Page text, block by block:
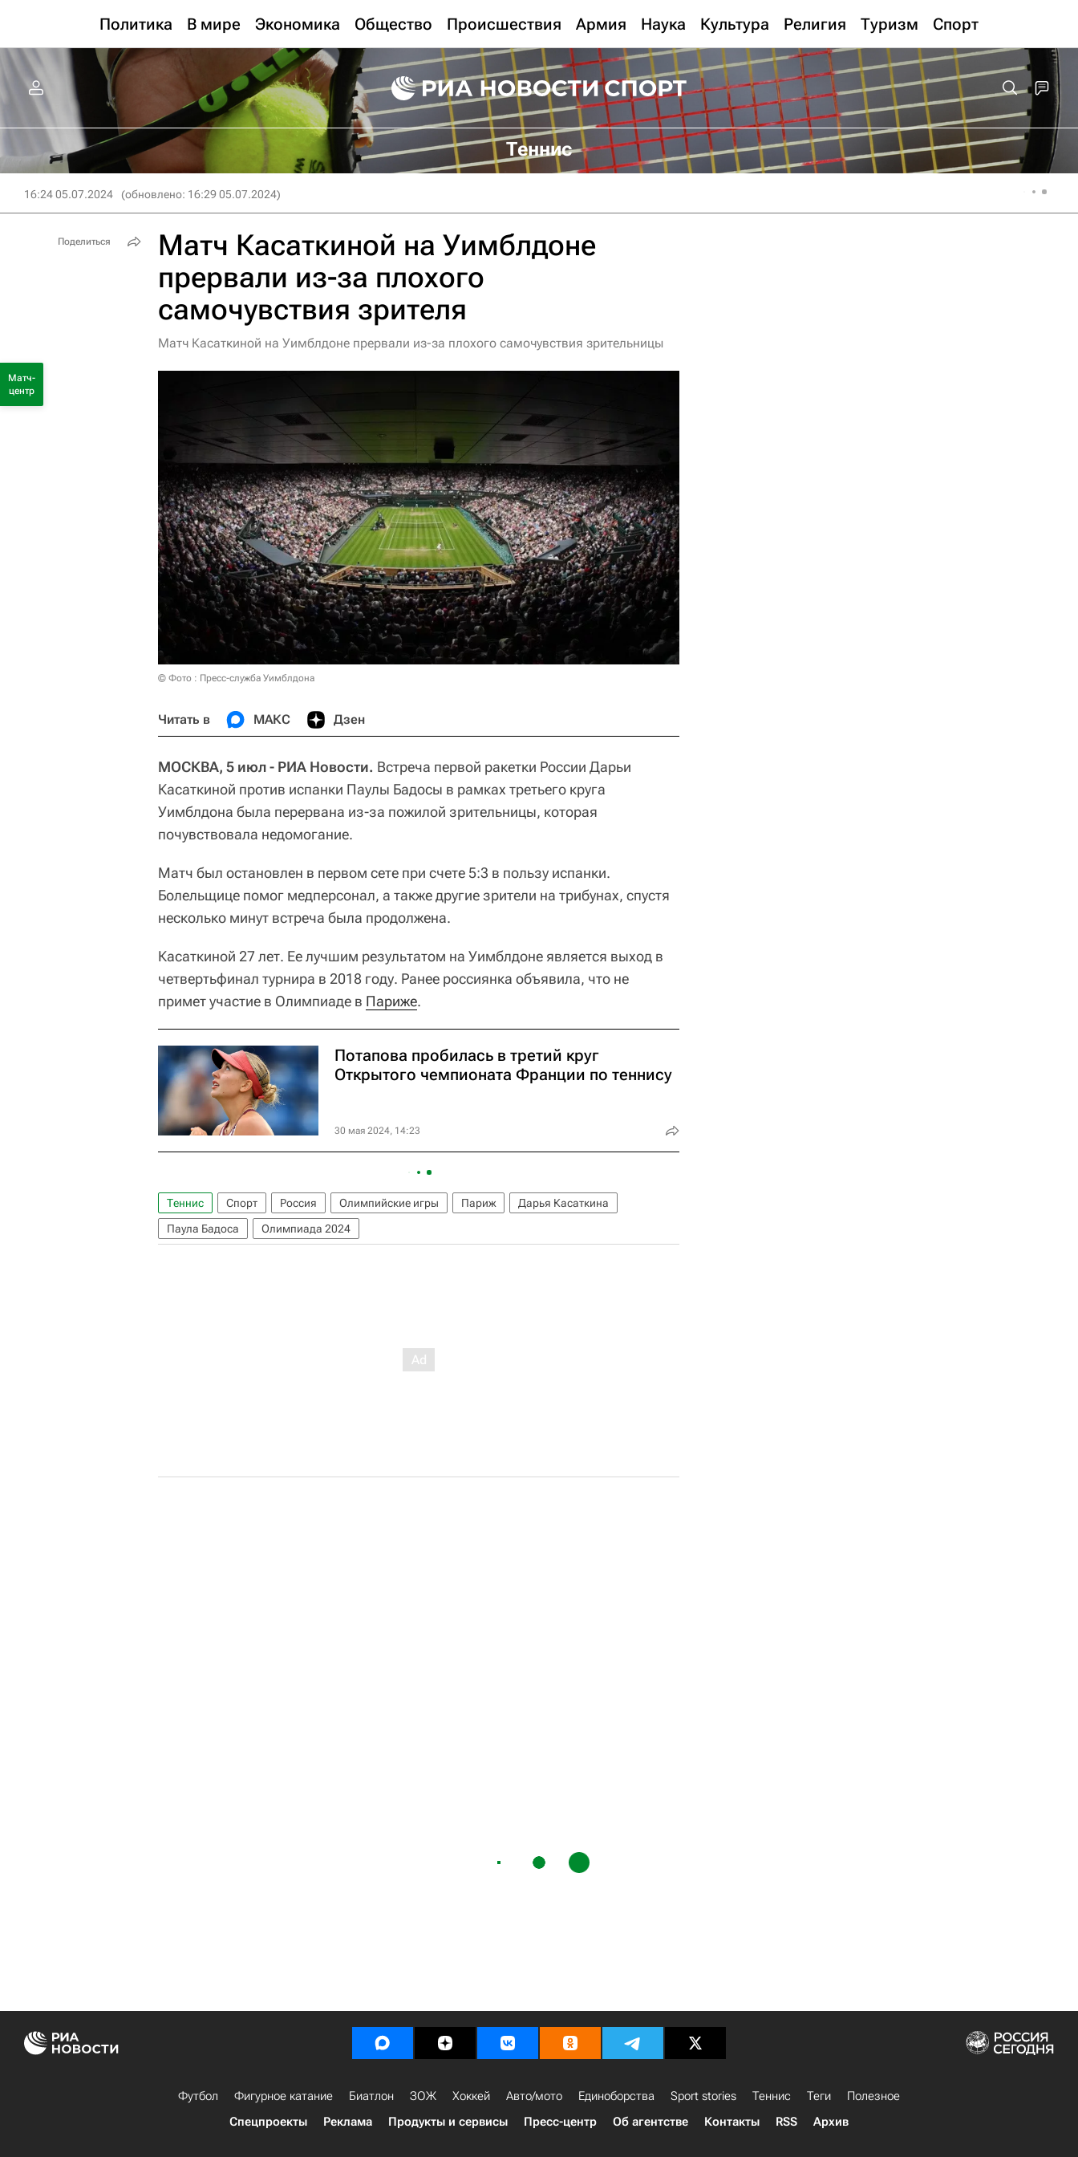
Политика В мире Экономика Общество Происшествия Армия Наука Культура Религия Туризм Спорт
Теннис
16:24 05.07.2024 (обновлено: 16:29 05.07.2024)
Матч Касаткиной на Уимблдоне
прервали из-за плохого
самочувствия зрителя
Матч Касаткиной на Уимблдоне прервали из-за плохого самочувствия зрительницы
© Фото : Пресс-служба Уимблдона
Читать в МАКС Дзен
МОСКВА, 5 июл - РИА Новости. Встреча первой ракетки России Дарьи
Касаткиной против испанки Паулы Бадосы в рамках третьего круга
Уимблдона была перервана из-за пожилой зрительницы, которая
почувствовала недомогание.
Матч был остановлен в первом сете при счете 5:3 в пользу испанки.
Болельщице помог медперсонал, а также другие зрители на трибунах, спустя
несколько минут встреча была продолжена.
Касаткиной 27 лет. Ее лучшим результатом на Уимблдоне является выход в
четвертьфинал турнира в 2018 году. Ранее россиянка объявила, что не
примет участие в Олимпиаде в Париже.
Потапова пробилась в третий круг
Открытого чемпионата Франции по теннису
30 мая 2024, 14:23
Теннис Спорт Россия Олимпийские игры Париж
Дарья Касаткина
Паула Бадоса
Олимпиада 2024
Поделиться
Матч-
центр
Футбол Фигурное катание Биатлон ЗОЖ Хоккей Авто/мото Единоборства Sport stories Теннис Теги
Полезное
Спецпроекты
Реклама Продукты и сервисы Пресс-центр Об агентстве Контакты RSS Архив